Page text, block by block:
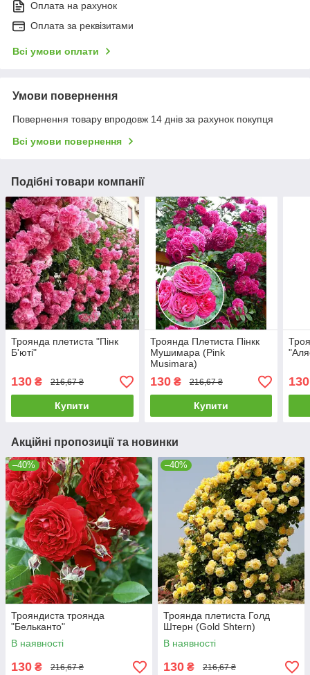
Оплата на рахунок
Оплата за реквізитами
Всі умови оплати
Умови повернення
Повернення товару впродовж 14 днів за рахунок покупця
Всі умови повернення
Подібні товари компанії
Троянда плетиста "Пінк
Б'юті"
130 ₴ 216,67 ₴
Купити
Троянда Плетиста Пінкк
Мушимара (Pink
Musimara)
130₴ 216,67 ₴
Купити
130
Акційні пропозиції та новинки
–40%
Трояндиста троянда
"Бельканто"
В наявності
130 ₴ 216,67 ₴
–40%
Троянда плетиста Голд
Штерн (Gold Shtern)
В наявності
130 ₴ 216,67 ₴